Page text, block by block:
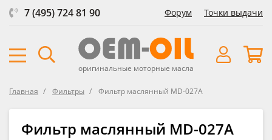
7 (495) 724 81 90 Форум Точки выдачи
оригинальные моторные масла
Главная Фильтры Фильтр маслянный MD-027A
Фильтр маслянный MD-027A